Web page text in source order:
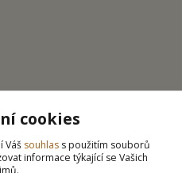
cookies
Váš souhlas s použitím souborů
informace týkající se Vašich